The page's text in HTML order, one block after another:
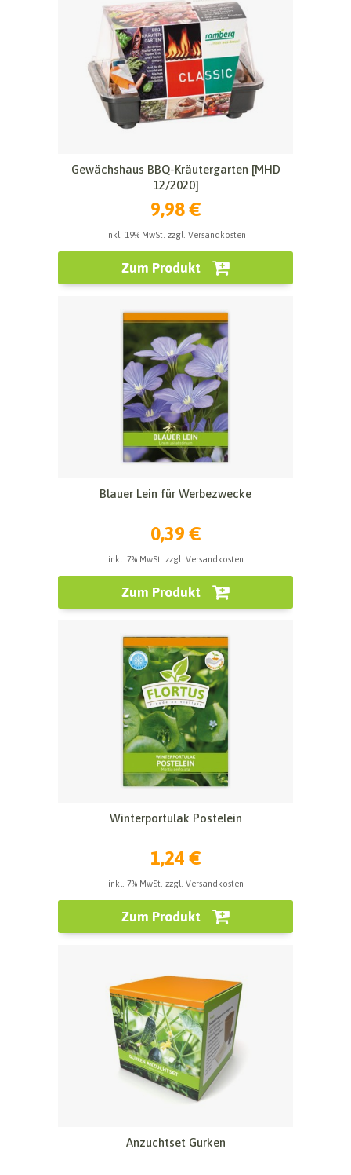
Gewächshaus BBQ-Kräutergarten [MHD
12/2020]
9,98 €
inkl. 19% MwSt. zzgl. Versandkosten
Zum Produkt
Blauer Lein für Werbezwecke
0,39 €
inkl. 7% MwSt. zzgl. Versandkosten
Zum Produkt
Winterportulak Postelein
1,24 €
inkl. 7% MwSt. zzgl. Versandkosten
Zum Produkt
Anzuchtset Gurken